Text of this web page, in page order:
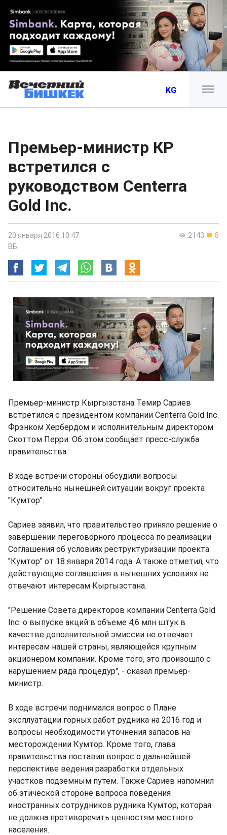
KG
Премьер-министр КР
встретился с
руководством Centerra
Gold Inc.
2143 8
20 января 2016 10:47
ВБ
Премьер-министр Кыргызстана Темир Сариев
встретился с президентом компании Centerra Gold Inc.
Фрэнком Хербердом и исполнительным директором
Скоттом Перри. Об этом сообщает пресс-служба
правительства.
В ходе встречи стороны обсудили вопросы
относительно нынешней ситуации вокруг проекта
"Кумтор".
Сариев заявил, что правительство приняло решение о
завершении переговорного процесса по реализации
Соглашения об условиях реструктуризации проекта
"Кумтор" от 18 января 2014 года. А также отметил, что
действующие соглашения в нынешних условиях не
отвечают интересам Кыргызстана.
"Решение Совета директоров компании Centerra Gold
Inc. о выпуске акций в объеме 4,6 млн штук в
качестве дополнительной эмиссии не отвечает
интересам нашей страны, являющейся крупным
акционером компании. Кроме того, это произошло с
нарушением ряда процедур", - сказал премьер-
министр.
В ходе встречи поднимался вопрос о Плане
эксплуатации горных работ рудника на 2016 год и
вопросы необходимости уточнения запасов на
месторождении Кумтор. Кроме того, глава
правительства поставил вопрос о дальнейшей
перспективе ведения разработки отдельных
участков подземным путем. Также Сариев напомнил
об этической стороне вопроса поведения
иностранных сотрудников рудника Кумтор, которая
не должна противоречить ценностям местного
населения.